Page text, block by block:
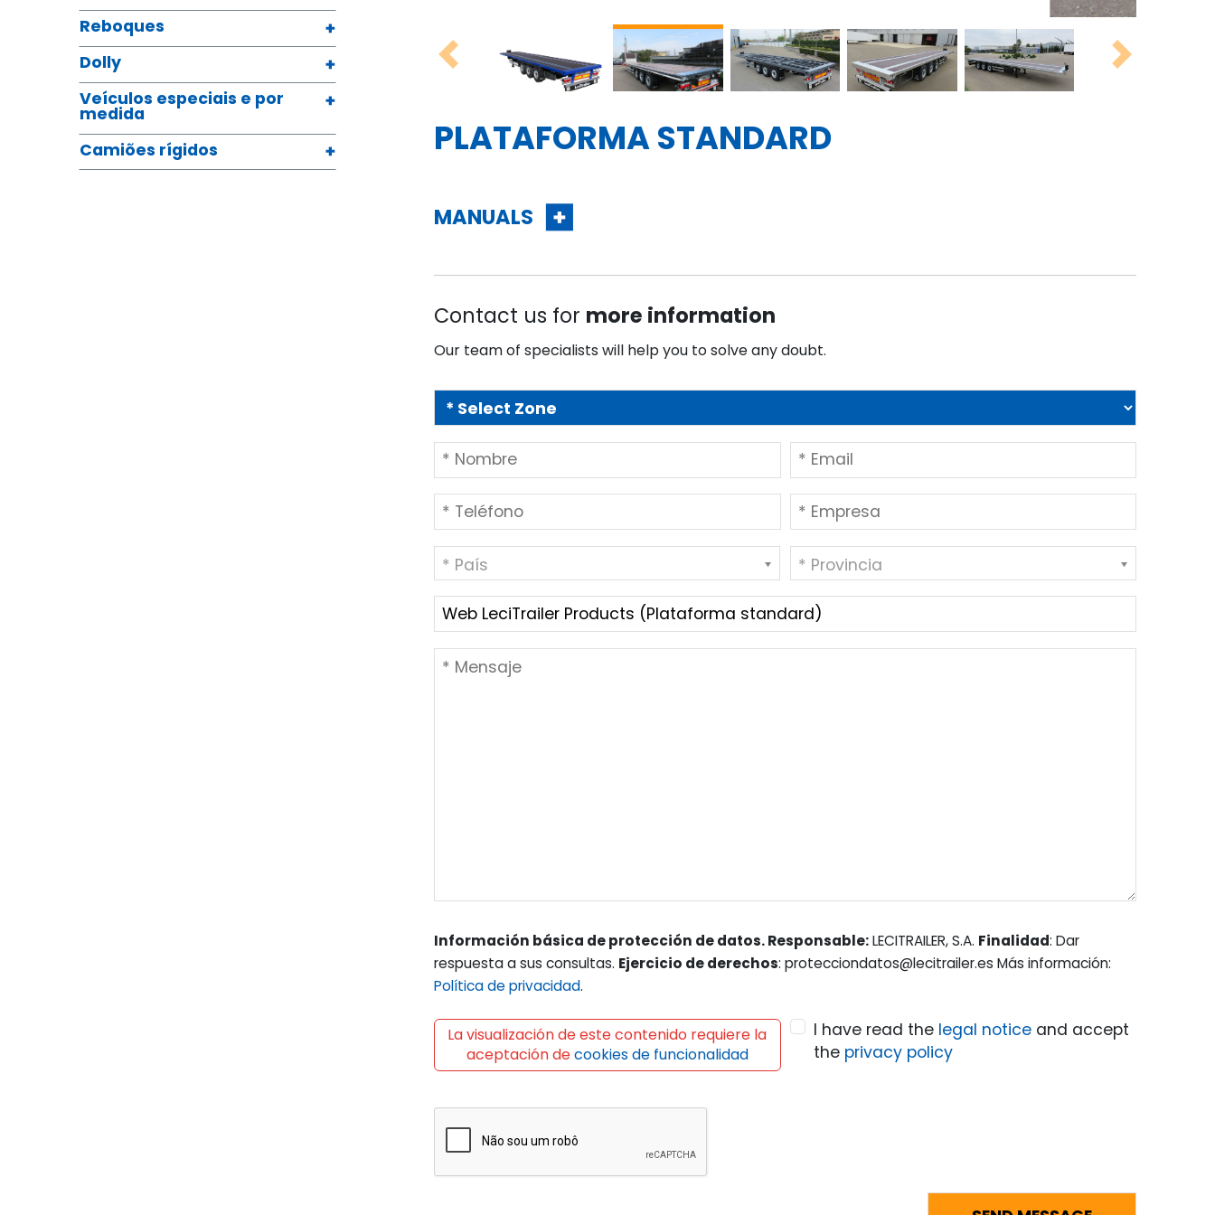
Reboques
Dolly
Veículos especiais e por
medida
Camiões rígidos
Previous Next
PLATAFORMA STANDARD
MANUALS
Contact us for more information
Our team of specialists will help you to solve any doubt.
* País * Provincia
Información básica de protección de datos. Responsable:LECITRAILER, S.A. Finalidad: Dar
respuesta a sus consultas. Ejercicio de derechos: protecciondatos@lecitrailer.es Más información:
Política de privacidad.
La visualización de este contenido requiere la
aceptación decookies de funcionalidad
I have read the legal notice and accept
the privacy policy